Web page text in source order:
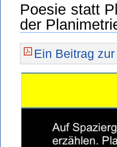
Poesie statt
der
Ein Beitrag